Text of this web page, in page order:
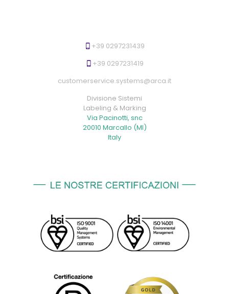
+39 0297231439
+39 0297231419
customerservice.systems@arca.it
Divisione Sistemi
Labeling & Marking
Via Pacinotti, snc
20010 Marcallo (MI)
Italy